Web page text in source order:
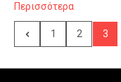
Περισσότερα
1 2 3